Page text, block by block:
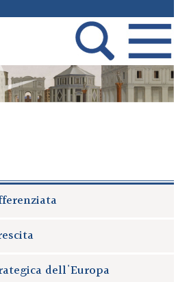
dell'Europa